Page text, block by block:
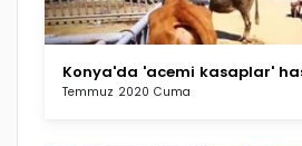
Konya'da 'acemi kasaplar'
Temmuz 2020 Cuma